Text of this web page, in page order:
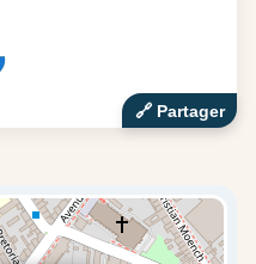
🔗‍️ Partager